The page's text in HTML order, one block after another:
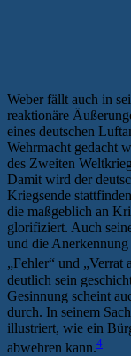
Weber fällt auch in
reaktionäre
eines deutschen
Wehrmacht gedacht
des Zweiten
Damit wird der
Kriegsende
die maßgeblich an
glorifiziert. Auch
und die
„Fehler“ und „Verrat
deutlich sein
Gesinnung scheint
durch. In seinem
illustriert, wie ein
abwehren kann.4